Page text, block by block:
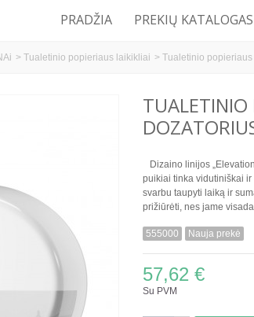
PRADŽIA PREKIŲ KATALOGAS
> Tualetinio popieriaus laikikliai > Tualetinio
TUALETINIO
Dizaino linijos
puikiai tinka vidutiniškai
svarbu taupyti laiką ir
prižiūrėti, nes jame
555000 Nauja prekė
57,62 €
Su PVM